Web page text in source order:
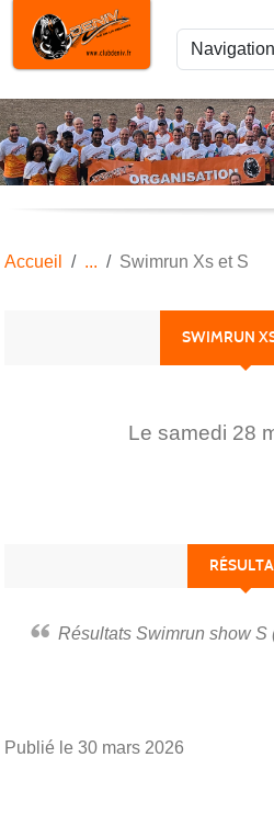
Accueil Swimrun Xs et S
SWIMRUN
Le samedi 28
Résultats Swimrun show
Publié le 30 mars 2026
Panneau de gestion des cookies